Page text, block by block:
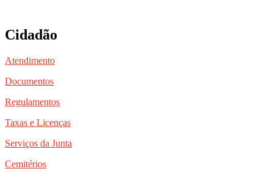
Cidadão
Atendimento
Documentos
Regulamentos
Taxas e Licenças
Serviços da Junta
Cemitérios